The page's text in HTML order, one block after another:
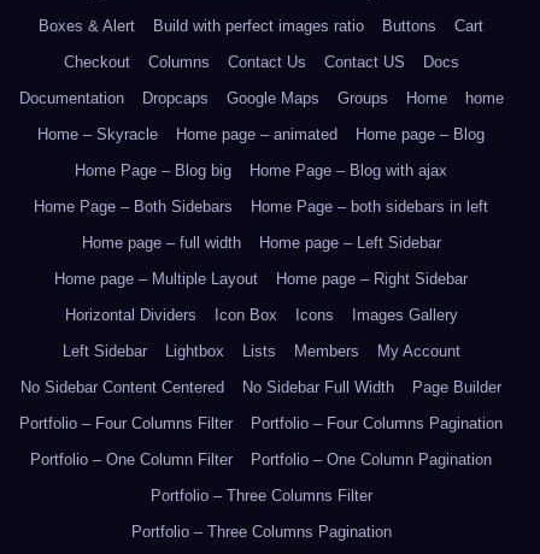
Boxes & Alert
Build with perfect images ratio Buttons
Cart
Checkout
Columns Contact Us Contact US
Docs
Documentation
Dropcaps Google Maps Groups Home
home
Home – Skyracle
Home page – animated
Home page – Blog
Home Page – Blog big
Home Page – Blog with ajax
Home Page – Both Sidebars
Home Page – both sidebars in left
Home page – full width
Home page – Left Sidebar
Home page – Multiple Layout
Home page – Right Sidebar
Horizontal Dividers
Icon Box Icons
Images Gallery
Left Sidebar
Lightbox Lists Members
My Account
No Sidebar Content Centered
No Sidebar Full Width
Page Builder
Portfolio – Four Columns Filter
Portfolio – Four Columns Pagination
Portfolio – One Column Filter
Portfolio – One Column Pagination
Portfolio – Three Columns Filter
Portfolio – Three Columns Pagination